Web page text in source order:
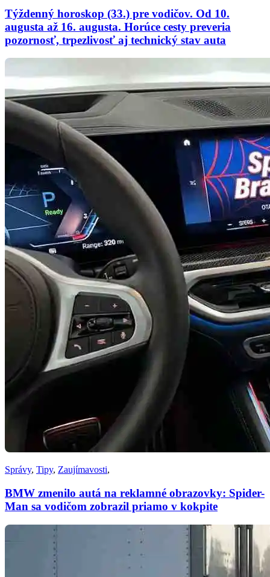
Týždenný horoskop (33.) pre vodičov. Od 10.
augusta až 16. augusta. Horúce cesty preveria
pozornosť, trpezlivosť aj technický stav auta
Správy, Tipy, Zaujímavosti,
BMW zmenilo autá na reklamné obrazovky: Spider-
Man sa vodičom zobrazil priamo v kokpite